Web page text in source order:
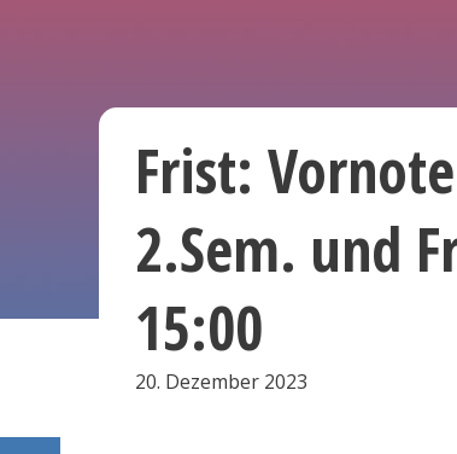
Frist:
2.Sem. und
15:00
20. Dezember 2023